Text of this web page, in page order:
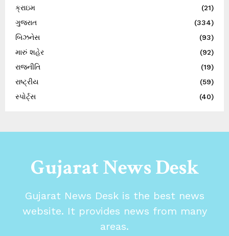
ક્રાઇમ
(21)
ગુજરાત
(334)
બિઝનેસ
(93)
મારું શહેર
(92)
રાજનીતિ
(19)
રાષ્ટ્રીય
(59)
સ્પોર્ટ્સ
(40)
Gujarat News Desk
Gujarat News Desk is the best news
website. It provides news from many
areas.